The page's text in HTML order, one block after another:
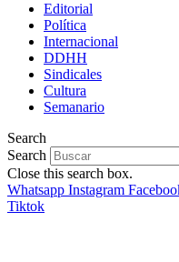
Editorial
Política
Internacional
DDHH
Sindicales
Cultura
Semanario
Search
Search
Close this search box.
Whatsapp Instagram
Tiktok